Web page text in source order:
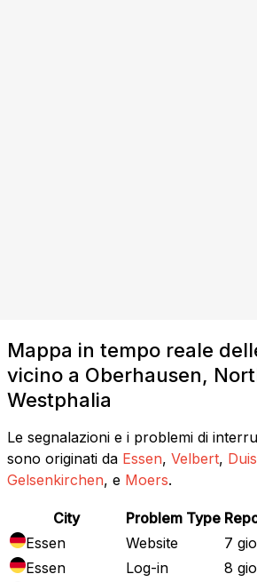
Mappa in tempo reale
vicino a Oberhausen,
Westphalia
Le segnalazioni e i problemi di
sono originati da Essen, Velbert,
Gelsenkirchen, e Moers.
City Problem Type
Essen
Website
7
Essen
Log-in
8